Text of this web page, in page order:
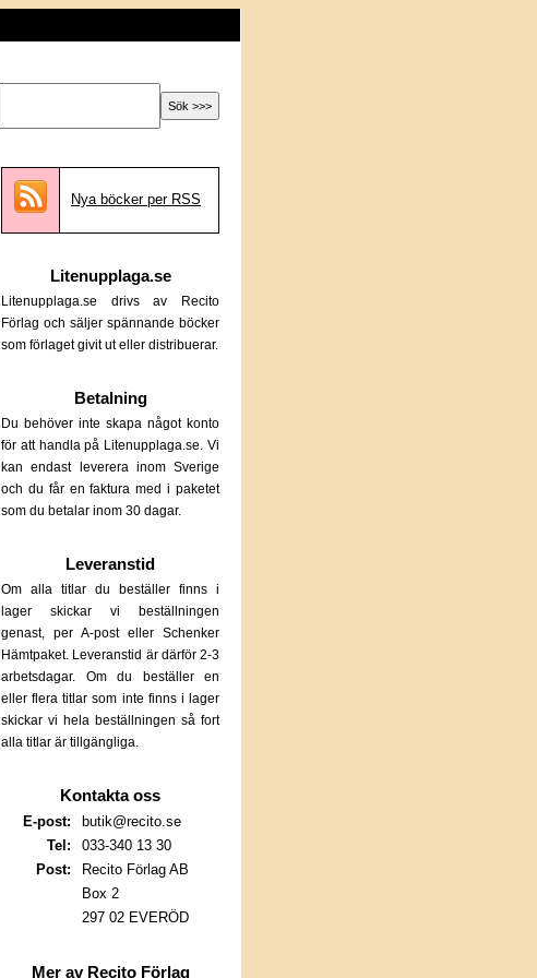
Nya böcker per RSS
Litenupplaga.se
Litenupplaga.se drivs av Recito
Förlag och säljer spännande böcker
som förlaget givit ut eller distribuerar.
Betalning
Du behöver inte skapa något konto
för att handla på Litenupplaga.se. Vi
kan endast leverera inom Sverige
och du får en faktura med i paketet
som du betalar inom 30 dagar.
Leveranstid
Om alla titlar du beställer finns i
lager skickar vi beställningen
genast, per A-post eller Schenker
Hämtpaket. Leveranstid är därför 2-3
arbetsdagar. Om du beställer en
eller flera titlar som inte finns i lager
skickar vi hela beställningen så fort
alla titlar är tillgängliga.
Kontakta oss
E-post:
butik@recito.se
Tel:
033-340 13 30
Post:
Recito Förlag AB
Box 2
297 02 EVERÖD
Mer av Recito Förlag